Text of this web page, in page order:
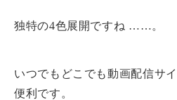
独特の4色展開ですね ……。
いつでもどこでも動画配信サ
便利です。